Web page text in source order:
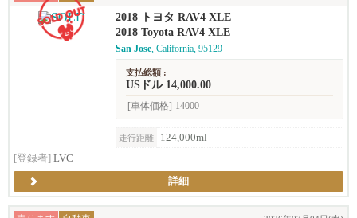
2018 トヨタ RAV4 XLE
2018 Toyota RAV4 XLE
San Jose, California, 95129
支払総額 :
USドル 14,000.00
[車体価格] 14000
走行距離
124,000ml
[登録者] LVC
詳細